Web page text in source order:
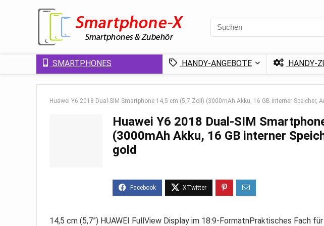
SMARTPHONES HANDY-ANGEBOTE HANDY-
Huawei Y6 2018 Dual-SIM Smartphone 14,5 cm (5,7 Zoll) (3000mAh Akku, 16 GB interner Speicher,
Huawei Y6 2018 Dual-SIM
(3000mAh Akku, 16 GB interner
gold
14,5 cm (5,7”) HUAWEI FullView Display im 18:9-FormatnPraktisches Fach